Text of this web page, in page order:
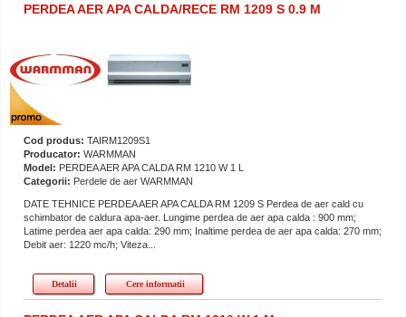
PERDEA AER APA CALDA/RECE RM 1209 S 0.9 M
Cod produs: TAIRM1209S1
Producator: WARMMAN
Model: PERDEA AER APA CALDA RM 1210 W 1 L
Categorii: Perdele de aer WARMMAN
DATE TEHNICE PERDEA AER APA CALDA RM 1209 S Perdea de aer cald cu
schimbator de caldura apa-aer. Lungime perdea de aer apa calda : 900 mm;
Latime perdea aer apa calda: 290 mm; Inaltime perdea de aer apa calda: 270 mm;
Debit aer: 1220 mc/h; Viteza...
Detalii Cere informatii